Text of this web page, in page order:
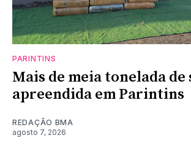
PARINTINS
Mais de meia tonelada de
apreendida em Parintins
REDAÇÃO BMA
agosto 7, 2026